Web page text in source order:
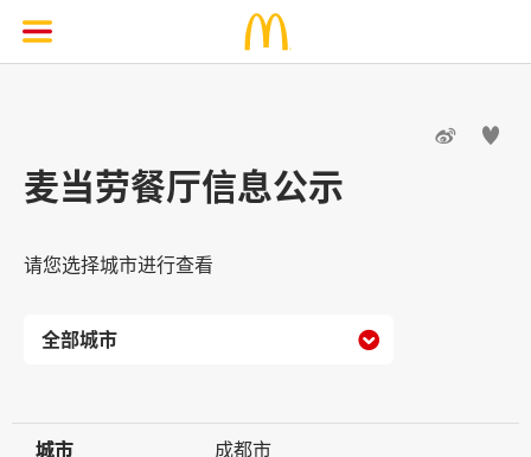
 
麦当劳餐厅信息公示
请您选择城市进行查看

城市
城市
成都市